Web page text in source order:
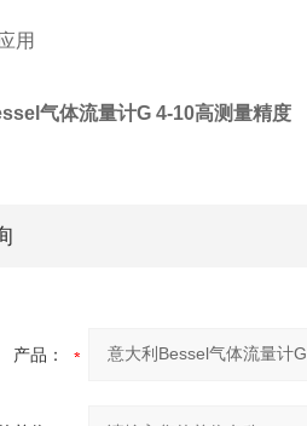
用
气体流量计G 4-10高测量精度
产品：